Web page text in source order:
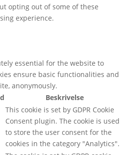
opting out of some of these
experience.
essential for the website to
ensure basic functionalities and
anonymously.
Beskrivelse
This cookie is set by GDPR Cookie
Consent plugin. The cookie is used
to store the user consent for the
cookies in the category "Analytics".